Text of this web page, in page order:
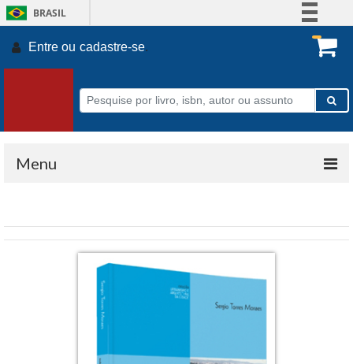
BRASIL
Participe
Acesso à informação
Legislação
Entre ou cadastre-se.
Menu